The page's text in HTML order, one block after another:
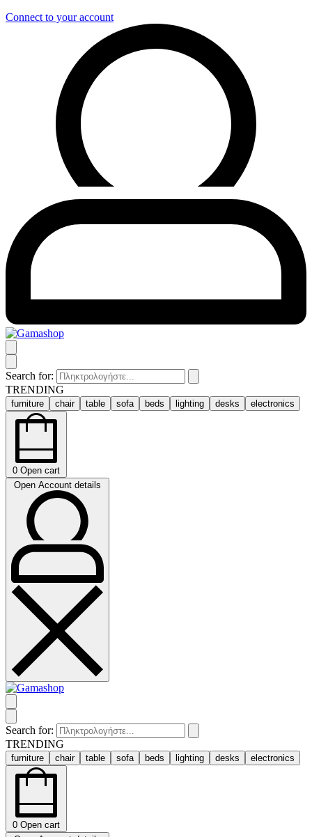
Connect to your account
Search for:
TRENDING
furniture chair table sofa beds lighting desks electronics
0 Open cart
Open Account details
Search for:
TRENDING
furniture chair table sofa beds lighting desks electronics
0 Open cart